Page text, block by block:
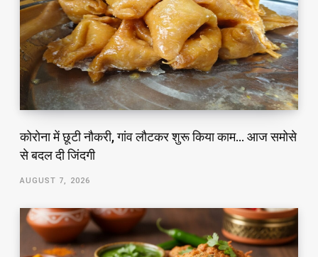
कोरोना में छूटी नौकरी, गांव लौटकर शुरू किया काम… आज समोसे
से बदल दी जिंदगी
AUGUST 7, 2026